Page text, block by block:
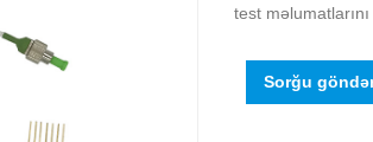
test
Sorğu